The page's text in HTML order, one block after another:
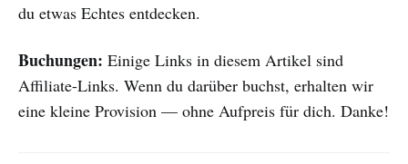
du etwas Echtes entdecken.
Buchungen: Einige Links in diesem Artikel sind
Affiliate-Links. Wenn du darüber buchst, erhalten wir
eine kleine Provision — ohne Aufpreis für dich. Danke!